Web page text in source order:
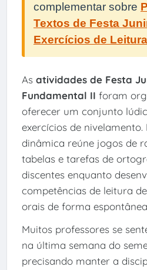
complementar sobre
Textos de Festa
Exercícios de Leitura
As atividades de Festa
Fundamental II foram
oferecer um conjunto
exercícios de nivelamento.
dinâmica reúne jogos de
tabelas e tarefas de
discentes enquanto
competências de leitura
orais de forma
Muitos professores se
na última semana do
precisando manter a